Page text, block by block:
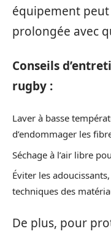
équipement
prolongée avec
Conseils
rugby :
Laver à basse
d’endommager les
Séchage à l’air libre
Éviter les
techniques des
De plus, pour